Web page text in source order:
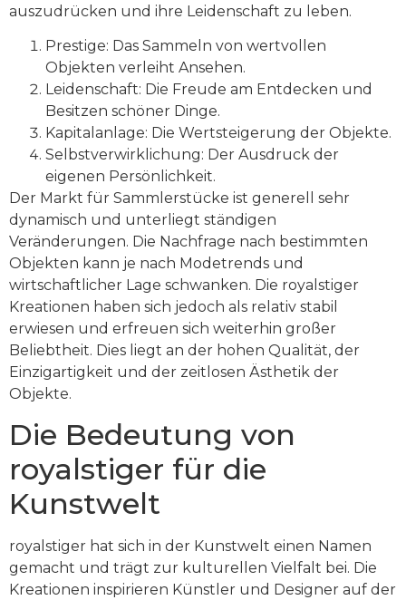
auszudrücken und ihre Leidenschaft zu leben.
Prestige: Das Sammeln von wertvollen
Objekten verleiht Ansehen.
Leidenschaft: Die Freude am Entdecken und
Besitzen schöner Dinge.
Kapitalanlage: Die Wertsteigerung der Objekte.
Selbstverwirklichung: Der Ausdruck der
eigenen Persönlichkeit.
Der Markt für Sammlerstücke ist generell sehr
dynamisch und unterliegt ständigen
Veränderungen. Die Nachfrage nach bestimmten
Objekten kann je nach Modetrends und
wirtschaftlicher Lage schwanken. Die royalstiger
Kreationen haben sich jedoch als relativ stabil
erwiesen und erfreuen sich weiterhin großer
Beliebtheit. Dies liegt an der hohen Qualität, der
Einzigartigkeit und der zeitlosen Ästhetik der
Objekte.
Die Bedeutung von
royalstiger für die
Kunstwelt
royalstiger hat sich in der Kunstwelt einen Namen
gemacht und trägt zur kulturellen Vielfalt bei. Die
Kreationen inspirieren Künstler und Designer auf der